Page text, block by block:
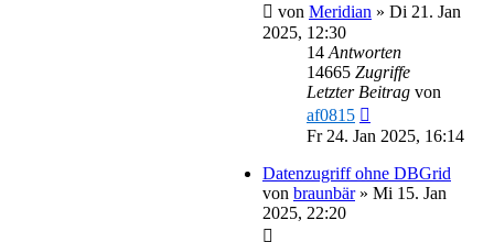
von Meridian » Di 21. Jan
2025, 12:30
14 Antworten
14665 Zugriffe
Letzter Beitrag von
af0815
Fr 24. Jan 2025, 16:14
Datenzugriff ohne DBGrid
von braunbär» Mi 15. Jan
2025, 22:20